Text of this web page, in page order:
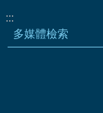
:::
多媒體檢索